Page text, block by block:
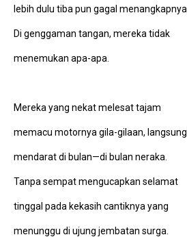
lebih dulu tiba pun gagal menangkapnya.
Di genggaman tangan, mereka tidak
menemukan apa-apa.
Mereka yang nekat melesat tajam
memacu motornya gila-gilaan, langsung
mendarat di bulan—di bulan neraka.
Tanpa sempat mengucapkan selamat
tinggal pada kekasih cantiknya yang
menunggu di ujung jembatan surga.